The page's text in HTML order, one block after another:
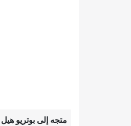
متجه إلى بوتريو هيل